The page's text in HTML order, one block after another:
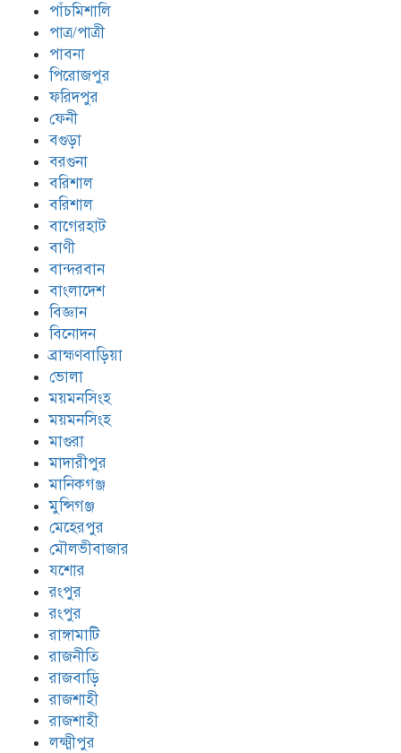
পাঁচমিশালি
পাত্র/পাত্রী
পাবনা
পিরোজপুর
ফরিদপুর
ফেনী
বগুড়া
বরগুনা
বরিশাল
বরিশাল
বাগেরহাট
বাণী
বান্দরবান
বাংলাদেশ
বিজ্ঞান
বিনোদন
ব্রাহ্মণবাড়িয়া
ভোলা
ময়মনসিংহ
ময়মনসিংহ
মাগুরা
মাদারীপুর
মানিকগঞ্জ
মুন্সিগঞ্জ
মেহেরপুর
মৌলভীবাজার
যশোর
রংপুর
রংপুর
রাঙ্গামাটি
রাজনীতি
রাজবাড়ি
রাজশাহী
রাজশাহী
লক্ষ্মীপুর